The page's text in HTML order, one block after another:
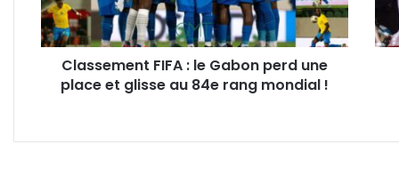
une
place
et
glisse
mondial
Classement FIFA : le Gabon perd une
place et glisse au 84e rang mondial !
la